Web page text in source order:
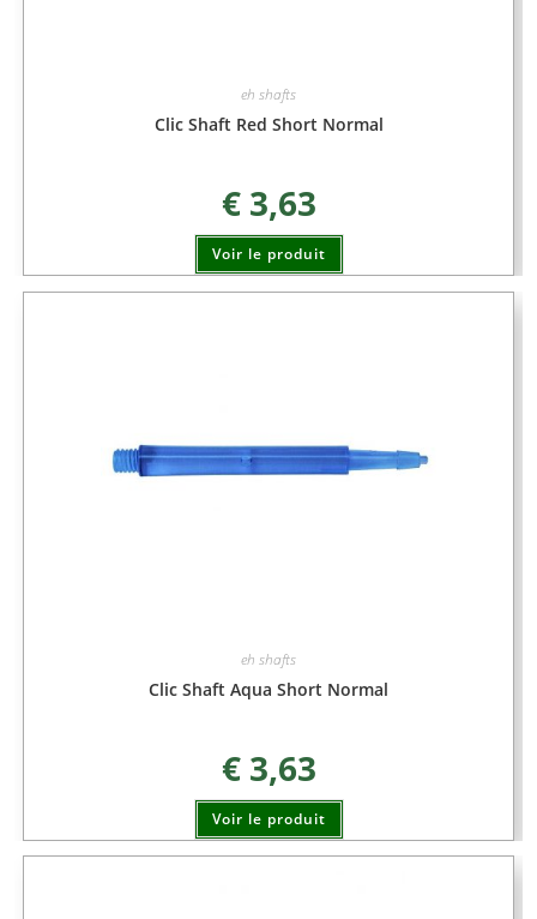
eh shafts
Clic Shaft Red Short Normal
€3,63
Voir le produit
eh shafts
Clic Shaft Aqua Short Normal
€3,63
Voir le produit